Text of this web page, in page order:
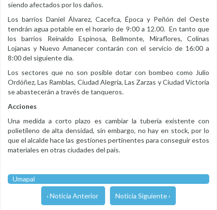
siendo afectados por los daños.
Los barrios Daniel Álvarez, Cacefca, Época y Peñón del Oeste
tendrán agua potable en el horario de 9:00 a 12.00. En tanto que
los barrios Reinaldo Espinosa, Bellmonte, Miraflores, Colinas
Lojanas y Nuevo Amanecer contarán con el servicio de 16:00 a
8:00 del siguiente día.
Los sectores que no son posible dotar con bombeo como Julio
Ordóñez, Las Ramblas, Ciudad Alegría, Las Zarzas y Ciudad Victoria
se abastecerán a través de tanqueros.
Acciones
Una medida a corto plazo es cambiar la tubería existente con
polietileno de alta densidad, sin embargo, no hay en stock, por lo
que el alcalde hace las gestiones pertinentes para conseguir estos
materiales en otras ciudades del país.
Umapal
‹ Noticia Anterior Noticia Siguiente ›